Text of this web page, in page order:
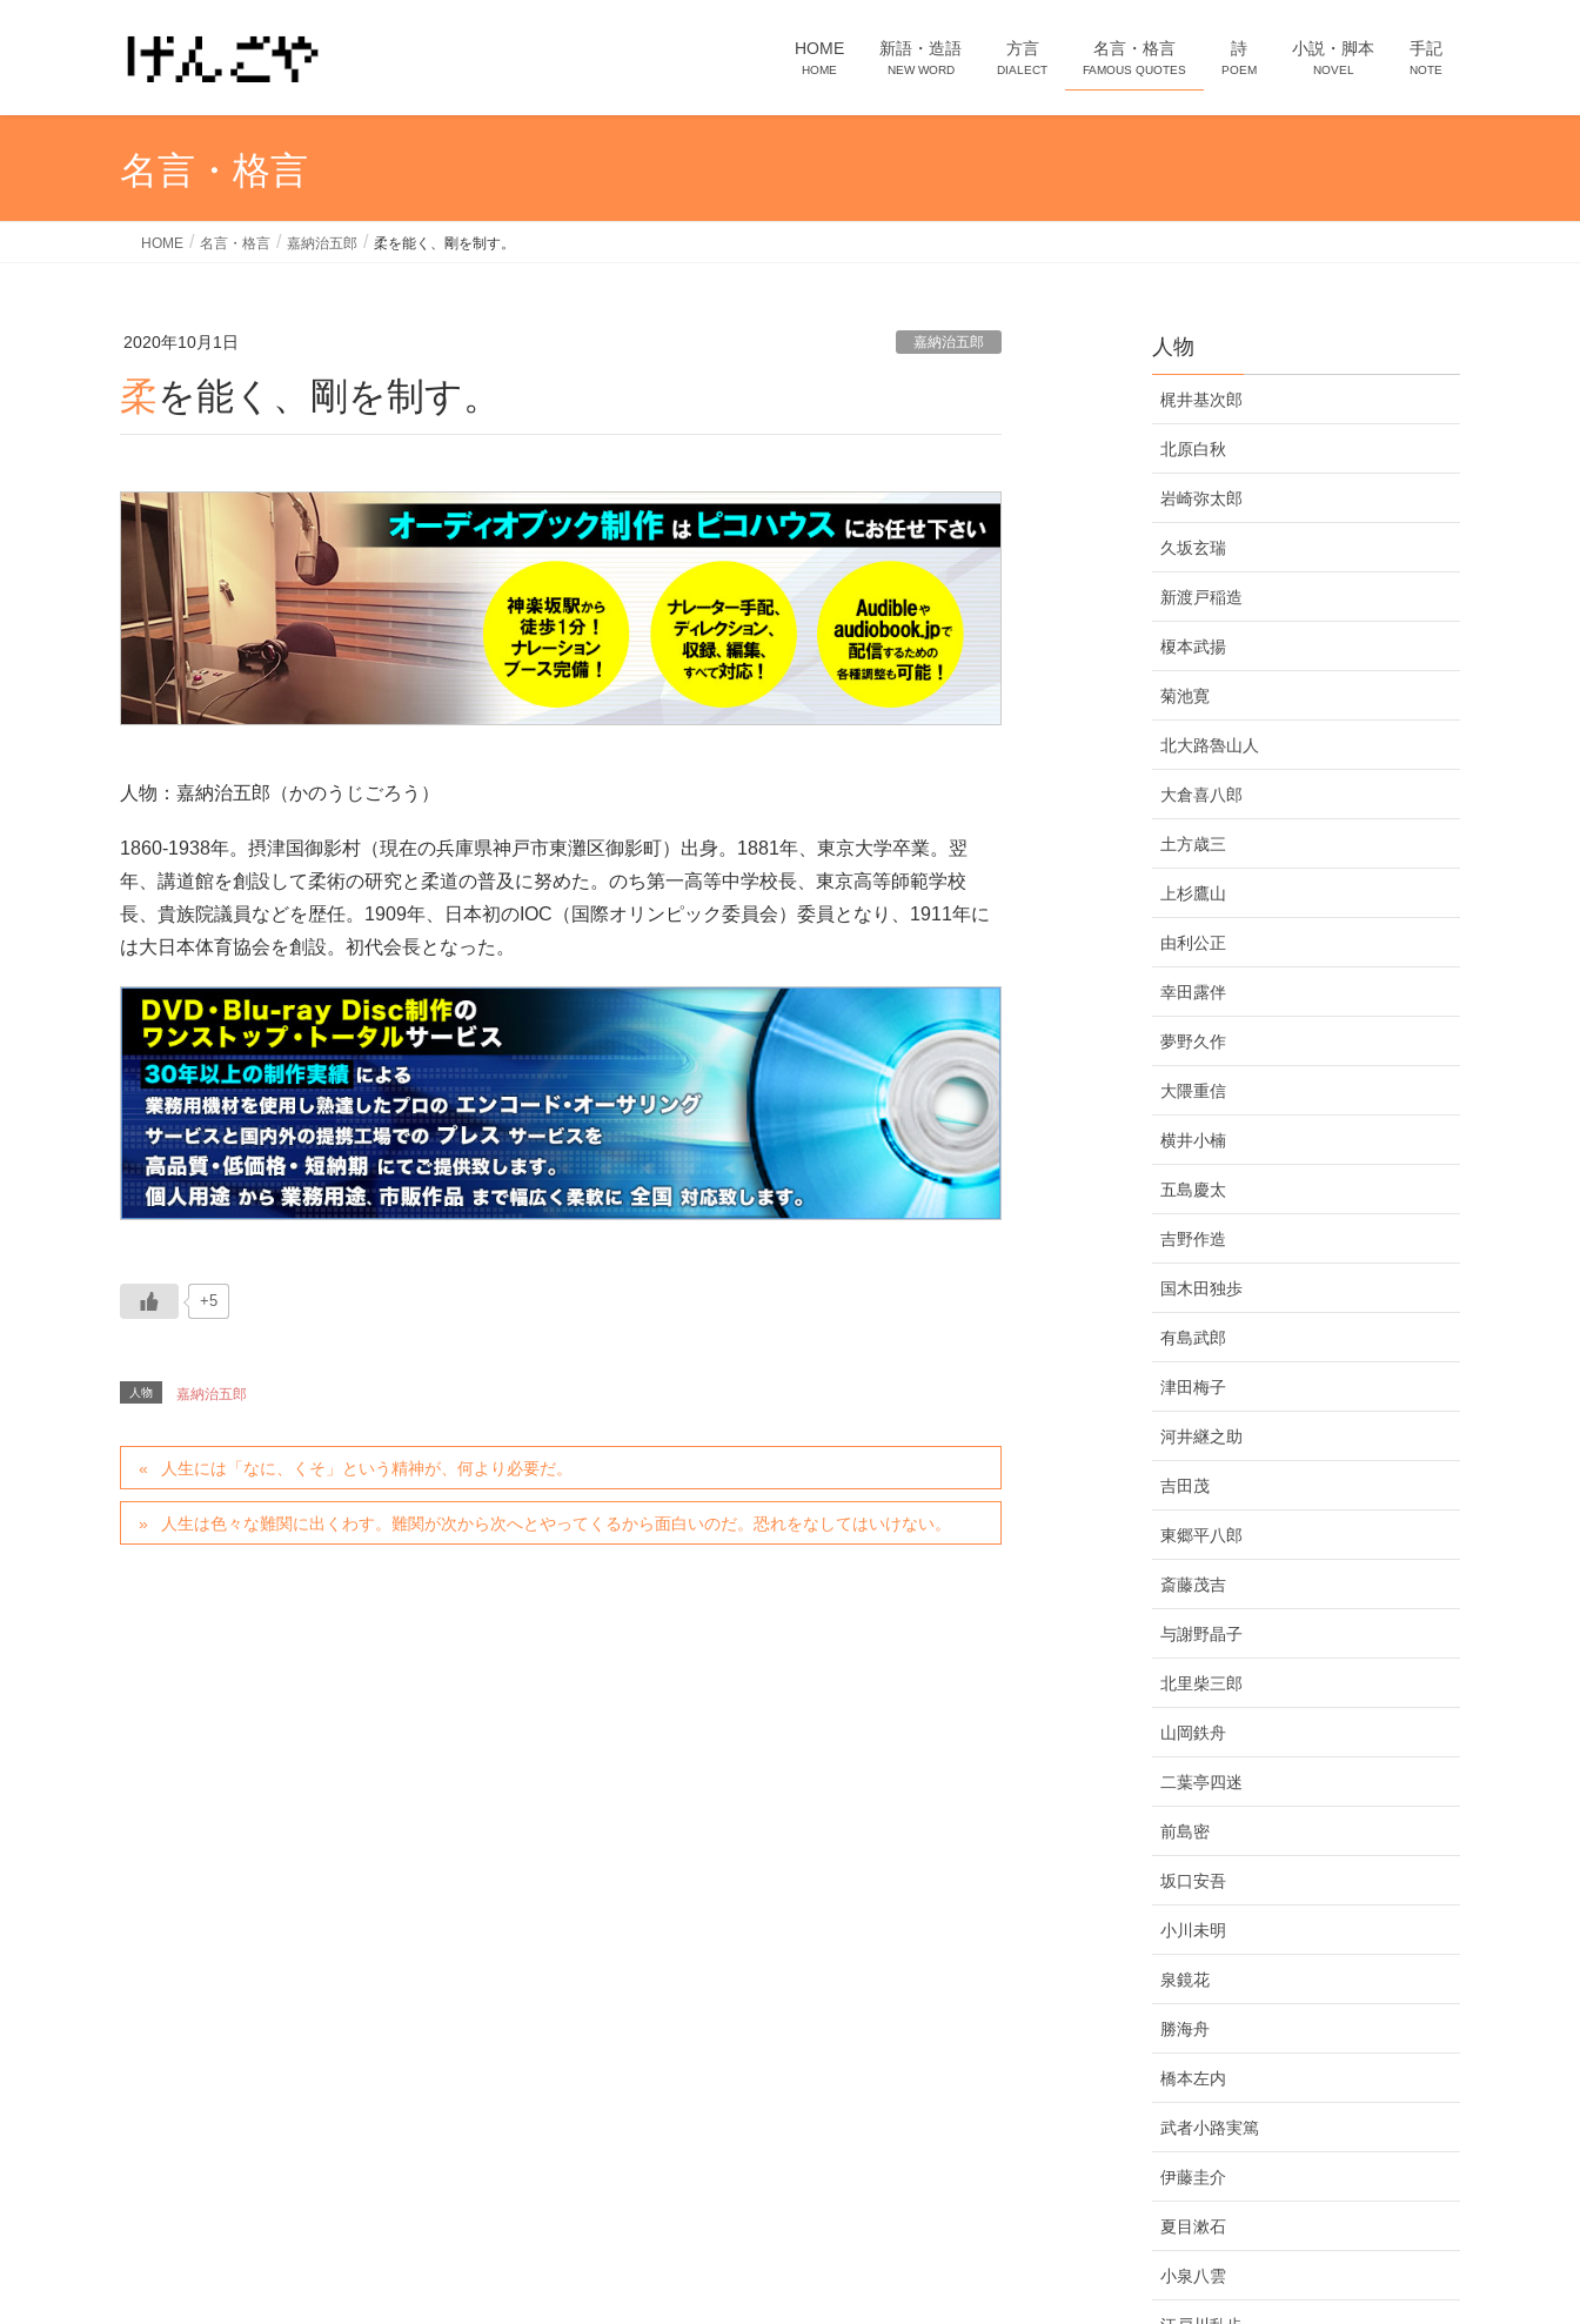
HOME
HOME
新語・造語
NEW WORD
方言
DIALECT
名言・格言
FAMOUS QUOTES
詩
POEM
小説・脚本
NOVEL
手記
NOTE
名言・格言
HOME 名言・格言 嘉納治五郎 柔を能く、剛を制す。
2020年10月1日 嘉納治五郎
柔を能く、剛を制す。
人物：嘉納治五郎（かのうじごろう）
1860-1938年。摂津国御影村（現在の兵庫県神戸市東灘区御影町）出身。1881年、東京大学卒業。翌
年、講道館を創設して柔術の研究と柔道の普及に努めた。のち第一高等中学校長、東京高等師範学校
長、貴族院議員などを歴任。1909年、日本初のIOC（国際オリンピック委員会）委員となり、1911年に
は大日本体育協会を創設。初代会長となった。
+5
人物 嘉納治五郎
人生には「なに、くそ」という精神が、何より必要だ。
人生は色々な難関に出くわす。難関が次から次へとやってくるから面白いのだ。恐れをなしてはいけない。
人物
梶井基次郎
北原白秋
岩崎弥太郎
久坂玄瑞
新渡戸稲造
榎本武揚
菊池寛
北大路魯山人
大倉喜八郎
土方歳三
上杉鷹山
由利公正
幸田露伴
夢野久作
大隈重信
横井小楠
五島慶太
吉野作造
国木田独歩
有島武郎
津田梅子
河井継之助
吉田茂
東郷平八郎
斎藤茂吉
与謝野晶子
北里柴三郎
山岡鉄舟
二葉亭四迷
前島密
坂口安吾
小川未明
泉鏡花
勝海舟
橋本左内
武者小路実篤
伊藤圭介
夏目漱石
小泉八雲